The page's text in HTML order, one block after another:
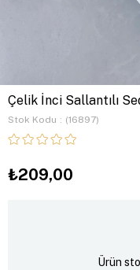
Çelik İnci Sallantılı
Stok Kodu (16897)
₺209,00
Ürün